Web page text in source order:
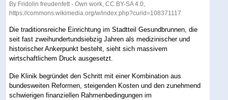
By Fridolin freudenfett - Own work, CC BY-SA 4.0,
https://commons.wikimedia.org/w/index.php?curid=108371117
Die traditionsreiche Einrichtung im Stadtteil Gesundbrunnen, die
seit fast zweihundertundsiebzig Jahren als medizinischer und
historischer Ankerpunkt besteht, sieht sich massivem
wirtschaftlichem Druck ausgesetzt.
Die Klinik begründet den Schritt mit einer Kombination aus
bundesweiten Reformen, steigenden Kosten und den zunehmend
schwierigen finanziellen Rahmenbedingungen im